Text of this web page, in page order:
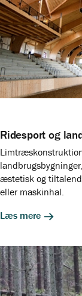
Ridesport og
æstetisk og
eller maskinhal.
Læs mere